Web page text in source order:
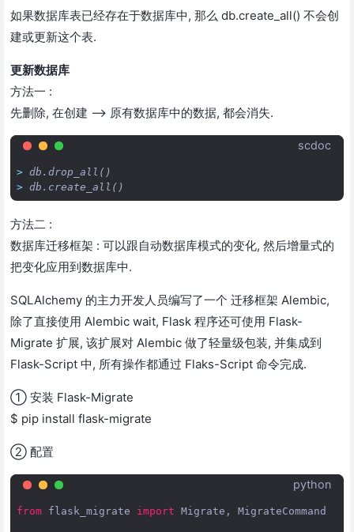
如果数据库表已经存在于数据库中, 那么 db.create_all() 不会创
建或更新这个表.
更新数据库
方法一 :
先删除, 在创建 –> 原有数据库中的数据, 都会消失.
scdoc
> db.drop_all()
> db.create_all()
方法二 :
数据库迁移框架 : 可以跟自动数据库模式的变化, 然后增量式的
把变化应用到数据库中.
SQLAlchemy 的主力开发人员编写了一个 迁移框架 Alembic,
除了直接使用 Alembic wait, Flask 程序还可使用 Flask-
Migrate 扩展, 该扩展对 Alembic 做了轻量级包装, 并集成到
Flask-Script 中, 所有操作都通过 Flaks-Script 命令完成.
① 安装 Flask-Migrate
$ pip install flask-migrate
② 配置
python
from flask_migrate import Migrate , MigrateCommand